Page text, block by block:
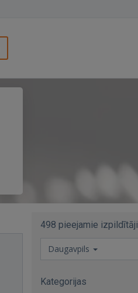
498 pieejamie izpildītāji
Daugavpils
Kategorijas